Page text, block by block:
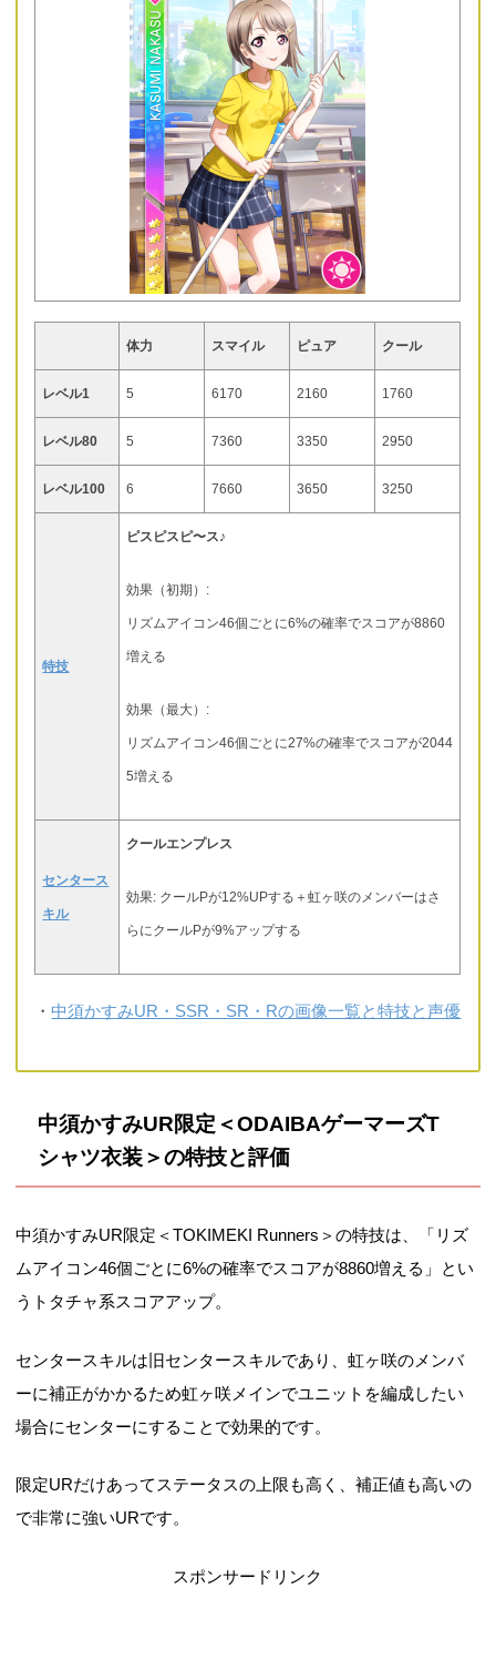
体力 スマイル ピュア クール
レベル1 5 6170 2160 1760
レベル80 5 7360 3350 2950
レベル100 6 7660 3650 3250
特技
ピスピスピ〜ス♪
効果（初期）:
リズムアイコン46個ごとに6%の確率でスコアが8860
増える
効果（最大）:
リズムアイコン46個ごとに27%の確率でスコアが2044
5増える
センタース
キル
クールエンプレス
効果: クールPが12%UPする＋虹ヶ咲のメンバーはさ
らにクールPが9%アップする
・中須かすみUR・SSR・SR・Rの画像一覧と特技と声優
中須かすみUR限定＜ODAIBAゲーマーズT
シャツ衣装＞の特技と評価
中須かすみUR限定＜TOKIMEKI Runners＞の特技は、「リズ
ムアイコン46個ごとに6%の確率でスコアが8860増える」とい
うトタチャ系スコアアップ。
センタースキルは旧センタースキルであり、虹ヶ咲のメンバ
ーに補正がかかるため虹ヶ咲メインでユニットを編成したい
場合にセンターにすることで効果的です。
限定URだけあってステータスの上限も高く、補正値も高いの
で非常に強いURです。
スポンサードリンク